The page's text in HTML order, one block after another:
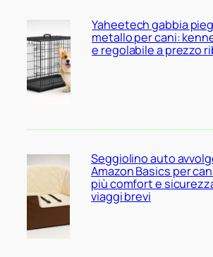
Yaheetech gabbia
metallo per cani:
e regolabile a prezzo
Seggiolino auto
Amazon Basics per
più comfort e
viaggi brevi